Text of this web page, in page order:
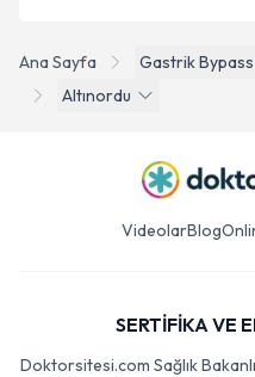
Ana Sayfa Gastrik
Altınordu
VideolarBlog
SERTİFİKA VE
Doktorsitesi.com Sağlık